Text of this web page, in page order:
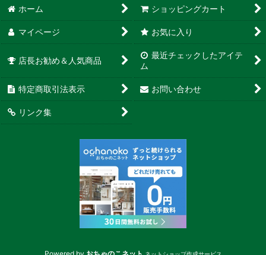
ホーム ショッピングカート
マイページ お気に入り
店長お勧め＆人気商品
最近チェックしたアイテ
ム
特定商取引法表示 お問い合わせ
リンク集